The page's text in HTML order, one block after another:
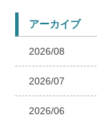
アーカイブ
2026/08
2026/07
2026/06